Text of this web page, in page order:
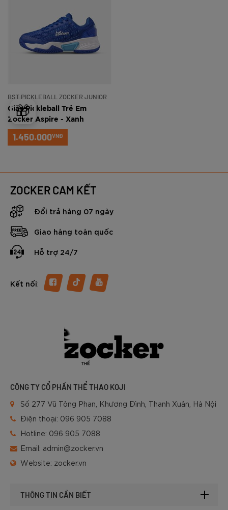
🎁
BST PICKLEBALL ZOCKER JUNIOR
Giày Pickleball Trẻ Em
Zocker Aspire - Xanh
1.450.000VNĐ
ZOCKER CAM KẾT
Đổi trả hàng 07 ngày
Giao hàng toàn quốc
Hỗ trợ 24/7
Kết nối:
CÔNG TY CỔ PHẦN THỂ THAO KOJI
Số 277 Vũ Tông Phan, Khương Đình, Thanh Xuân, Hà Nội
Điện thoại: 096 905 7088
Hotline: 096 905 7088
Email: admin@zocker.vn
Website: zocker.vn
THÔNG TIN CẦN BIẾT